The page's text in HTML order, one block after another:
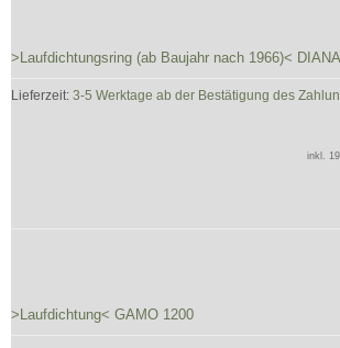
>Laufdichtungsring (ab Baujahr nach 1966)<
Lieferzeit: 3-5 Werktage ab der Bestätigung des
inkl.
>Laufdichtung< GAMO 1200